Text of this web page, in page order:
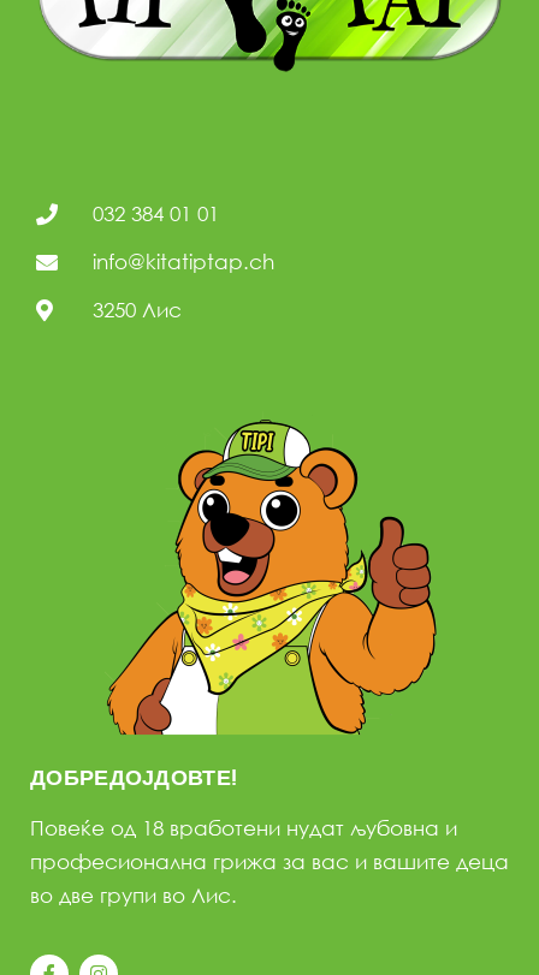
032 384 01 01
info@kitatiptap.ch
3250 Лис
ДОБРЕДОЈДОВТЕ!
Повеќе од 18 вработени нудат љубовна и
професионална грижа за вас и вашите деца
во две групи во Лис.